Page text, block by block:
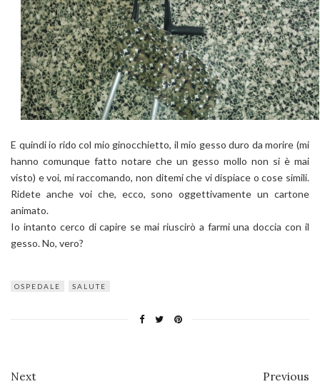
E quindi io rido col mio ginocchietto, il mio gesso duro da morire (mi
hanno comunque fatto notare che un gesso mollo non si è mai
visto) e voi, mi raccomando, non ditemi che vi dispiace o cose simili.
Ridete anche voi che, ecco, sono oggettivamente un cartone
animato.
Io intanto cerco di capire se mai riuscirò a farmi una doccia con il
gesso. No, vero?
OSPEDALE SALUTE
Next Previous